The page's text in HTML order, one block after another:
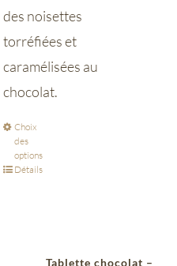
des noisettes
torréfiées et
caramélisées au
chocolat.
Choix
des
options
Détails
Tablette chocolat –